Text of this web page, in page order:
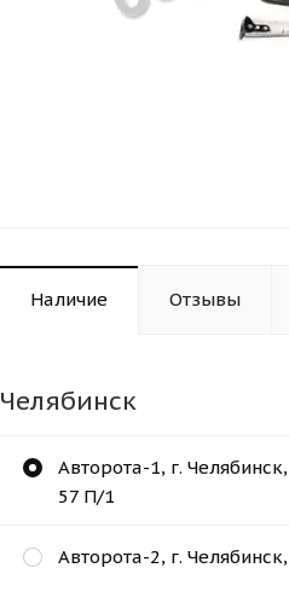
Наличие Отзывы
Челябинск
Авторота-1, г.
57 П/1
Авторота-2, г.